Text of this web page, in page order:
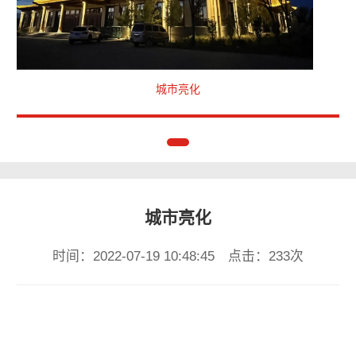
城市亮化
城市亮化
时间：2022-07-19 10:48:45 点击：233次